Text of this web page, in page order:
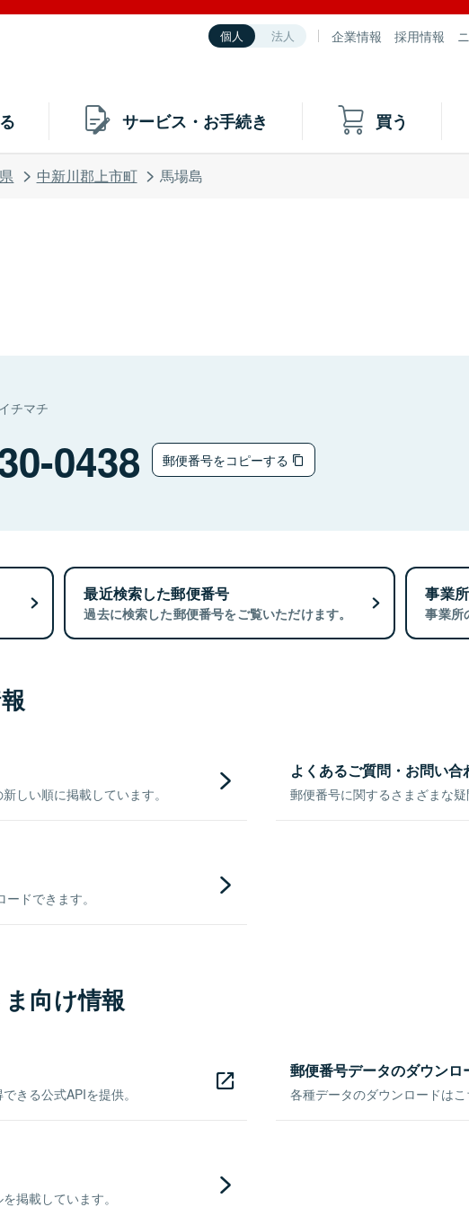
個人 法人 企業情報 採用情報
サービス・お手続き 買う
中新川郡上市町 馬場島
チマチ
0438 郵便番号をコピーする
最近検索した郵便番号
過去に検索した郵便番号をご覧いただけます。
事業
事業所
しい順に掲載しています。
よくあるご質問・お問い合
郵便番号に関するさまざまな疑
ドできます。
向け情報
きる公式APIを提供。
郵便番号データのダウンロ
各種データのダウンロードは
掲載しています。